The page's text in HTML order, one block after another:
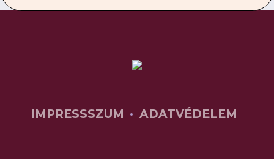
IMPRESSSZUM ADATVÉDELEM